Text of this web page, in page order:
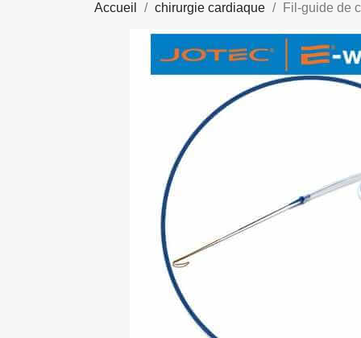
Accueil chirurgie cardiaque Fil-guide de